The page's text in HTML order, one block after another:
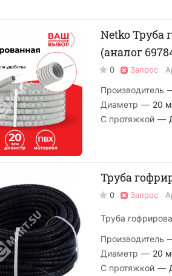
Netko Труба
(аналог
0 Запрос
Производитель
Диаметр — 20
С протяжкой —
Труба
0 Запрос
Труба
Производитель
Диаметр — 20
С протяжкой —